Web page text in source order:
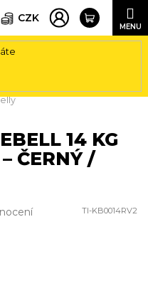
CZK
14 KG
ČERNÝ /
TI-KB0014RV2